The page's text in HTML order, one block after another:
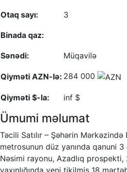
Otaq sayı: 3
Binada qaz:
Sənədi: Müqavilə
Qiyməti AZN-lə: 284 000
Qiyməti $-la: inf $
Ümumi məlumat
Təcili Satılır – Şəhərin
metrosunun düz yanında qanuni 3
Nəsimi rayonu, Azadlıq